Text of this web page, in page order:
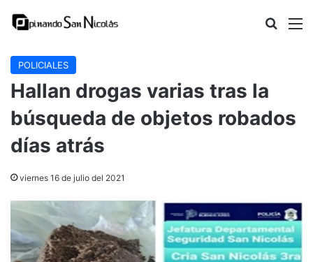
Buscar
POLICIALES
Hallan drogas varias tras la
búsqueda de objetos robados
días atrás
viernes 16 de julio del 2021